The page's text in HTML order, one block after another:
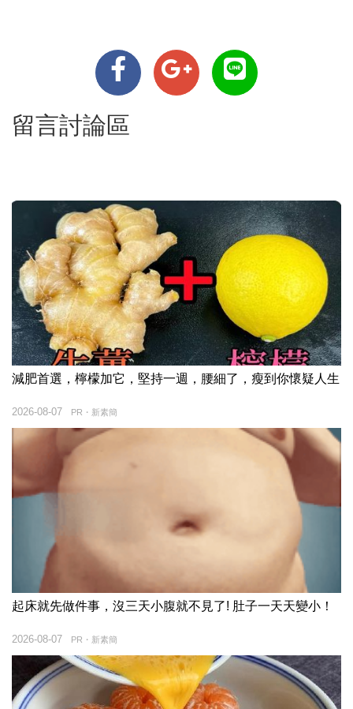
留言討論區
減肥首選，檸檬加它，堅持一週，腰細了，瘦到你懷疑人生
PR・新素簡
2026-08-07
起床就先做件事，沒三天小腹就不見了! 肚子一天天變小！
PR・新素簡
2026-08-07